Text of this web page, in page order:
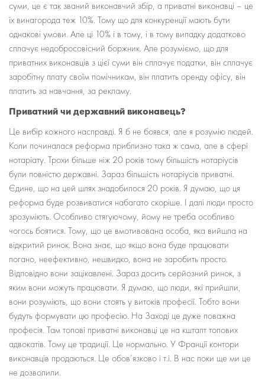
суми, це є так званий виконавчий збір, а приватні виконавці – це
їх винагорода теж 10%. Тому що для конкуренції мають бути
однакові умови. Але ці 10% і в тому, і в тому випадку додатково
сплачує недобросовісний боржник. Але розуміємо, що для
приватних виконавців з цієї суми він сплачує податки, він сплачує
заробітну плату своїм помічникам, він платить оренду офісу, він
платить за навчання, за рекламу.
Приватний чи державний виконавець?
Це вибір кожного насправді. Я б не боявся, але я розумію людей.
Коли починалася реформа приблизно така ж сама, але в сфері
нотаріату. Трохи більше ніж 20 років тому більшість нотаріусів
були повністю державні. Зараз більшість нотаріусів приватні.
Єдине, що на цей шлях знадобилося 20 років. Я думаю, що ця
реформа буде розвиватися набагато скоріше. І далі люди просто
зрозуміють. Особливо стягуючому, йому не треба особливо
чогось боятися. Тому, що це вмотивована особа, яка вийшла на
відкритий ринок. Вона знає, що якщо вона буде працювати
погано, неефективно, нешвидко, вона не заробить просто.
Відповідно вони зацікавлені. Зараз досить серйозний ринок, з
яким вони можуть працювати. Я думаю, що люди, які прийшли,
вони розуміють, що вони стоять у витоків професії. Тобто вони
будуть формувати цю професію. На Заході це дуже поважна
професія. Там топові приватні виконавці це на кшталт топових
адвокатів. Тому це традиції. Це нормально. У Франції контори
виконавців продаються. Це обов’язково і т.і. В нас поки ще ми це
не дозволили.